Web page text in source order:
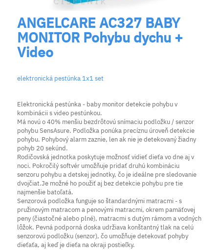
ANGELCARE AC327 BABY
MONITOR Pohybu dychu +
Video
elektronická pestúnka 1x1 set
Elektronická pestúnka - baby monitor detekcie pohybu v
kombinácii s video pestúnkou.
Má novú o 40% menšiu bezdrôtovú snímaciu podložku / senzor
pohybu SensAsure. Podložka ponúka precíznu úroveň detekcie
pohybu. Pohybový alarm zaznie, len ak nie je detekovaný žiadny
pohyb 20 sekúnd.
Rodičovská jednotka poskytuje možnosť vidieť dieťa vo dne aj v
noci. Pokročilý softvér umožňuje pridať druhú kombináciu
senzoru pohybu a detskej jednotky, čo je ideálne pre sledovanie
dvojčiat.Je možné ho použiť aj bez detekcie pohybu pre tie
najmenšie batoľatá.
Senzorová podložka funguje so štandardnými matracmi - s
pružinovým matracom a penovými matracmi, okrem pamäťovej
peny (čiastočné alebo plné), matracmi s dutým rámom a vodných
lôžok. Pevná podporná doska udržiava konštantný tlak na celú
senzorovú podložku (senzor), čo umožňuje detekovať pohyby
dieťaťa, aj keď je dieťa na okraji postieľky.